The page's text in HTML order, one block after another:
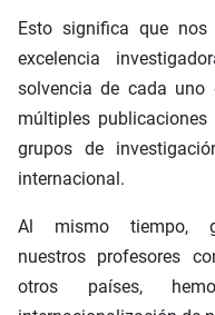
Esto significa que
excelencia
solvencia de cada
múltiples
grupos de
internacional.
Al mismo tiempo,
nuestros profesores
otros países,